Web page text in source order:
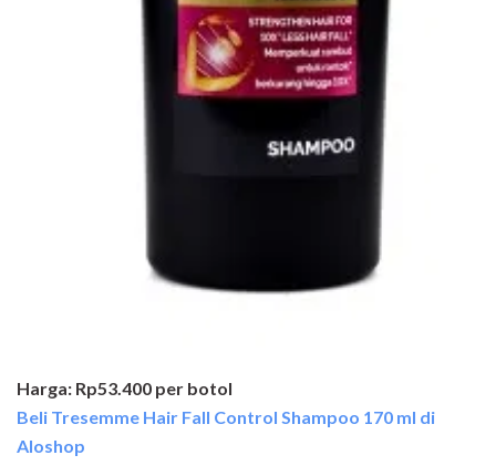
Harga: Rp53.400 per botol
Beli Tresemme Hair Fall Control Shampoo 170 ml di
Aloshop